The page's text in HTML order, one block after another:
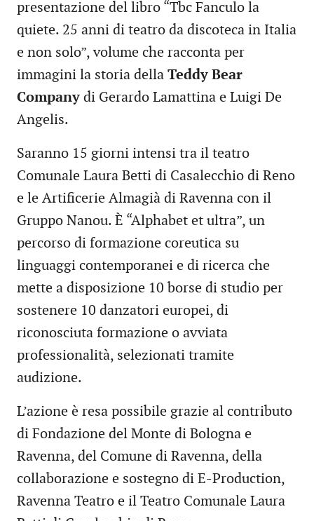
presentazione del libro “Tbc Fanculo la
quiete. 25 anni di teatro da discoteca in Italia
e non solo”, volume che racconta per
immagini la storia della Teddy Bear
Company di Gerardo Lamattina e Luigi De
Angelis.
Saranno 15 giorni intensi tra il teatro
Comunale Laura Betti di Casalecchio di Reno
e le Artificerie Almagià di Ravenna con il
Gruppo Nanou. È “Alphabet et ultra”, un
percorso di formazione coreutica su
linguaggi contemporanei e di ricerca che
mette a disposizione 10 borse di studio per
sostenere 10 danzatori europei, di
riconosciuta formazione o avviata
professionalità, selezionati tramite
audizione.
L’azione è resa possibile grazie al contributo
di Fondazione del Monte di Bologna e
Ravenna, del Comune di Ravenna, della
collaborazione e sostegno di E-Production,
Ravenna Teatro e il Teatro Comunale Laura